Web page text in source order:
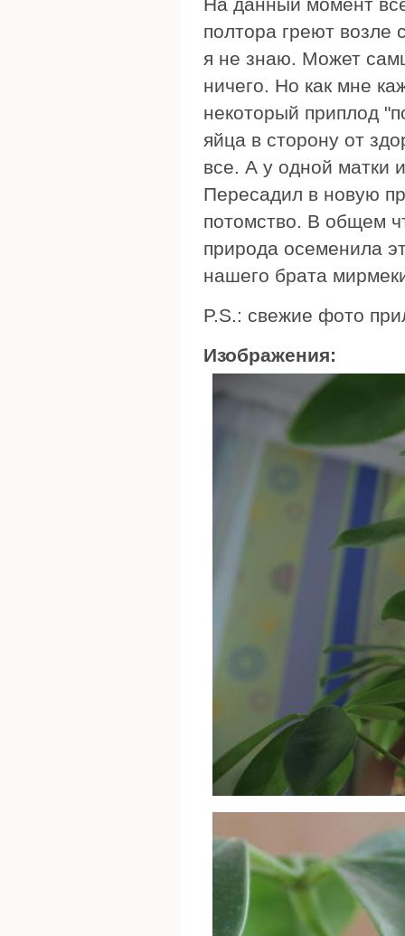
полтора греют возле
я не знаю. Может
ничего. Но как мне
некоторый приплод
яйца в сторону от
все. А у одной матки
Пересадил в новую
потомство. В общем
природа осеменила
нашего брата
P.S.: свежие фото
Изображения: